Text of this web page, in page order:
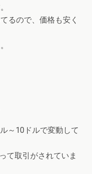
るので、価格も安く
～10ドルで変動して
て取引がされていま